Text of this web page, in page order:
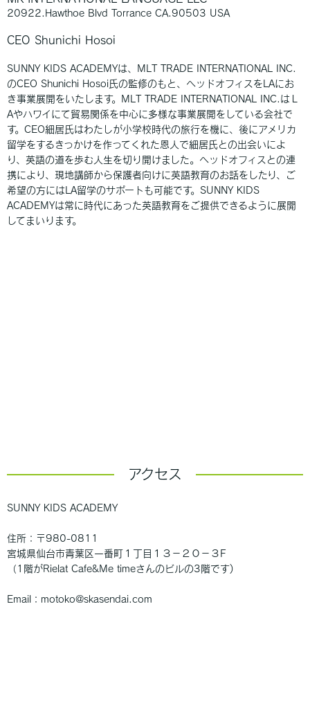
20922.Hawthoe Blvd Torrance CA.90503 USA
CEO Shunichi Hosoi
SUNNY KIDS ACADEMYは、MLT TRADE INTERNATIONAL INC.
のCEO Shunichi Hosoi氏の監修のもと、ヘッドオフィスをLAにお
き事業展開をいたします。MLT TRADE INTERNATIONAL INC.はＬ
Aやハワイにて貿易関係を中心に多様な事業展開をしている会社で
す。CEO細居氏はわたしが小学校時代の旅行を機に、後にアメリカ
留学をするきっかけを作ってくれた恩人で細居氏との出会いによ
り、英語の道を歩む人生を切り開けました。ヘッドオフィスとの連
携により、現地講師から保護者向けに英語教育のお話をしたり、ご
希望の方にはLA留学のサポートも可能です。SUNNY KIDS
ACADEMYは常に時代にあった英語教育をご提供できるように展開
してまいります。
アクセス
SUNNY KIDS ACADEMY
住所：〒980-0811
宮城県仙台市青葉区一番町１丁目１３−２０−３F
（1階がRielat Cafe&Me timeさんのビルの3階です)
Email：motoko@skasendai.com